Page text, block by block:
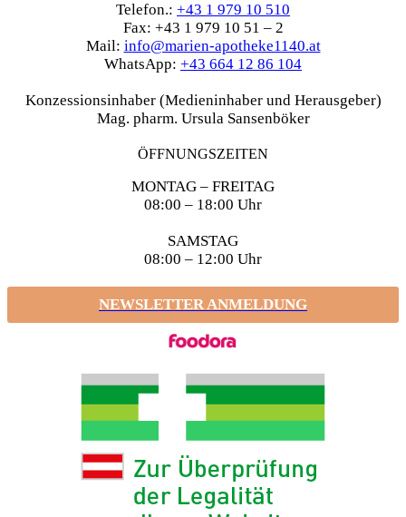
Telefon.: +43 1 979 10 510
Fax: +43 1 979 10 51 – 2
Mail: info@marien-apotheke1140.at
WhatsApp: +43 664 12 86 104
Konzessionsinhaber (Medieninhaber und Herausgeber)
Mag. pharm. Ursula Sansenböker
ÖFFNUNGSZEITEN
MONTAG – FREITAG
08:00 – 18:00 Uhr
SAMSTAG
08:00 – 12:00 Uhr
NEWSLETTER ANMELDUNG